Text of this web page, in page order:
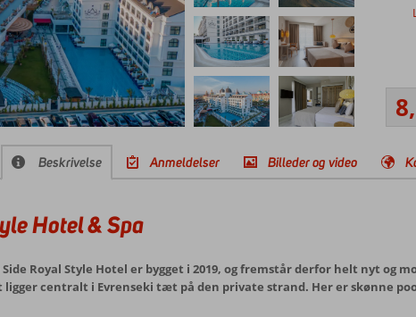
Beskrivelse Anmeldelser Billeder og video
Hotel & Spa
Royal Style Hotel er bygget i 2019, og fremstår derfor helt nyt og
centralt i Evrenseki tæt på den private strand. Her er skønne